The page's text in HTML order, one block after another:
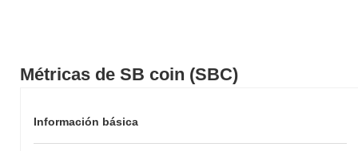
Métricas de SB coin (SBC)
Información básica